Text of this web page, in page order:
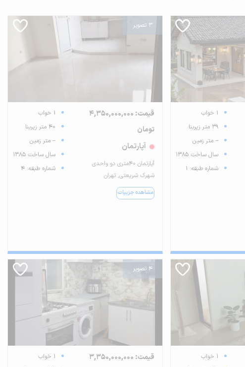
1 خواب
39 متر زیربنا
-- متر زمین
سال ساخت 1385
شماره طبقه: 1
3 تصویر
قیمت: 4,350,000,000
تومان
آپارتمان
آپارتمان ۴۰متری دو واحدی
شهرک شریعتی, تهران
مشاهده جزییات
1 خواب
40 متر زیربنا
-- متر زمین
سال ساخت 1385
شماره طبقه: 4
1 خواب
4 تصویر
قیمت: 3,350,000,000
1 خواب